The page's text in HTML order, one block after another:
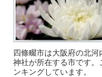
四條畷市は大阪府の北
神社が所在する市です
ンキングしています。